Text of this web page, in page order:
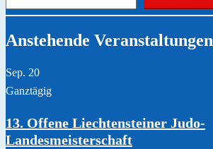
Anstehende Veranstaltungen
Sep. 20
Ganztägig
13. Offene Liechtensteiner Judo-
Landesmeisterschaft